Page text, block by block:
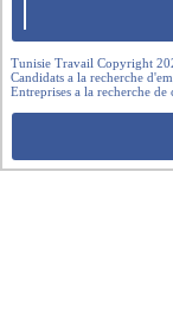
Tunisie Travail Copyright
Candidats a la recherche
Entreprises a la recherche